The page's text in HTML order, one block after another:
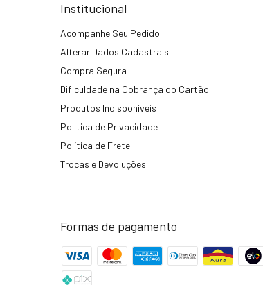
Institucional
Acompanhe Seu Pedido
Alterar Dados Cadastrais
Compra Segura
Dificuldade na Cobrança do Cartão
Produtos Indisponíveis
Politica de Privacidade
Política de Frete
Trocas e Devoluções
Formas de pagamento